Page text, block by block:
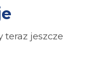
jeszcze